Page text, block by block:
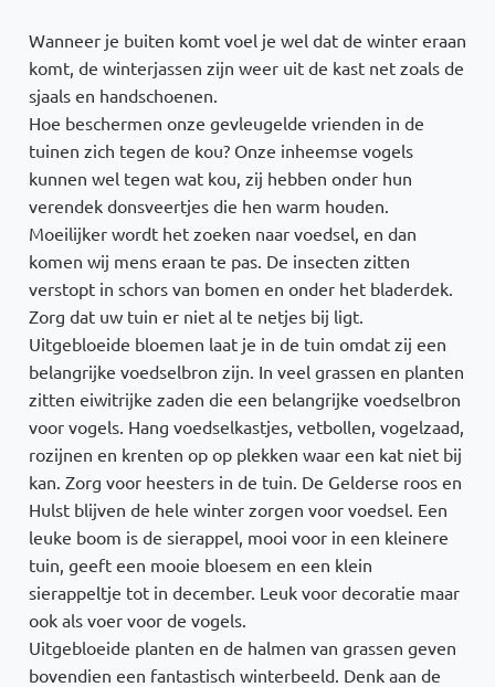
Wanneer je buiten komt voel je wel dat de winter eraan
komt, de winterjassen zijn weer uit de kast net zoals de
sjaals en handschoenen.
Hoe beschermen onze gevleugelde vrienden in de
tuinen zich tegen de kou? Onze inheemse vogels
kunnen wel tegen wat kou, zij hebben onder hun
verendek donsveertjes die hen warm houden.
Moeilijker wordt het zoeken naar voedsel, en dan
komen wij mens eraan te pas. De insecten zitten
verstopt in schors van bomen en onder het bladerdek.
Zorg dat uw tuin er niet al te netjes bij ligt.
Uitgebloeide bloemen laat je in de tuin omdat zij een
belangrijke voedselbron zijn. In veel grassen en planten
zitten eiwitrijke zaden die een belangrijke voedselbron
voor vogels. Hang voedselkastjes, vetbollen, vogelzaad,
rozijnen en krenten op op plekken waar een kat niet bij
kan. Zorg voor heesters in de tuin. De Gelderse roos en
Hulst blijven de hele winter zorgen voor voedsel. Een
leuke boom is de sierappel, mooi voor in een kleinere
tuin, geeft een mooie bloesem en een klein
sierappeltje tot in december. Leuk voor decoratie maar
ook als voer voor de vogels.
Uitgebloeide planten en de halmen van grassen geven
bovendien een fantastisch winterbeeld. Denk aan de